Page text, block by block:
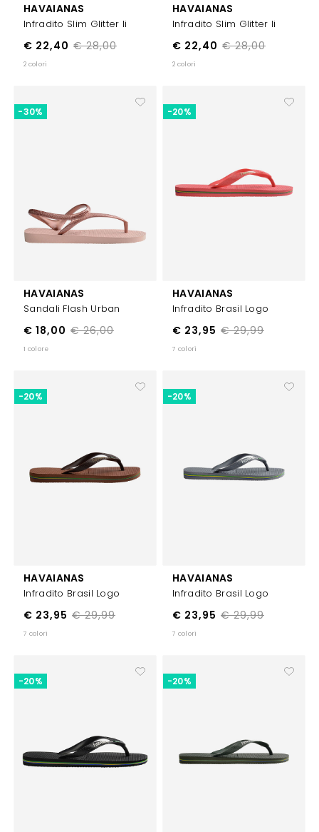
HAVAIANAS
Infradito Slim Glitter Ii
€ 28,00
€ 22,40
2 colori
HAVAIANAS
Infradito Slim Glitter Ii
€ 28,00
€ 22,40
2 colori
HAVAIANAS
Sandali Flash Urban
€ 26,00
€ 18,00
-30%
1 colore
HAVAIANAS
Infradito Brasil Logo
€ 29,99
€ 23,95
-20%
7 colori
HAVAIANAS
Infradito Brasil Logo
€ 29,99
€ 23,95
-20%
7 colori
HAVAIANAS
Infradito Brasil Logo
€ 29,99
€ 23,95
-20%
7 colori
-20% -20%